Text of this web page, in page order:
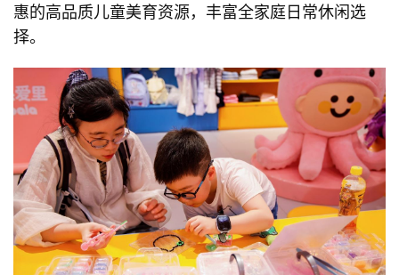
惠的高品质儿童美育资源，丰富全家庭日常休闲选
择。